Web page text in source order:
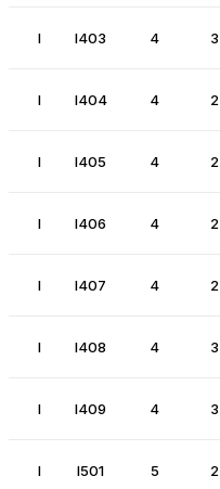
I I403 4 3
I I404 4 2
I I405 4 2
I I406 4 2
I I407 4 2
I I408 4 3
I I409 4 3
I I501 5 2